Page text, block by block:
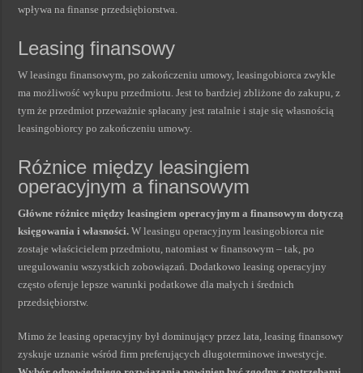
wpływa na finanse przedsiębiorstwa.
Leasing finansowy
W leasingu finansowym, po zakończeniu umowy, leasingobiorca zwykle
ma możliwość wykupu przedmiotu. Jest to bardziej zbliżone do zakupu, z
tym że przedmiot przeważnie spłacany jest ratalnie i staje się własnością
leasingobiorcy po zakończeniu umowy.
Różnice między leasingiem
operacyjnym a finansowym
Główne różnice między leasingiem operacyjnym a finansowym dotyczą
księgowania i własności. W leasingu operacyjnym leasingobiorca nie
zostaje właścicielem przedmiotu, natomiast w finansowym – tak, po
uregulowaniu wszystkich zobowiązań. Dodatkowo leasing operacyjny
często oferuje lepsze warunki podatkowe dla małych i średnich
przedsiębiorstw.
Mimo że leasing operacyjny był dominujący przez lata, leasing finansowy
zyskuje uznanie wśród firm preferujących długoterminowe inwestycje.